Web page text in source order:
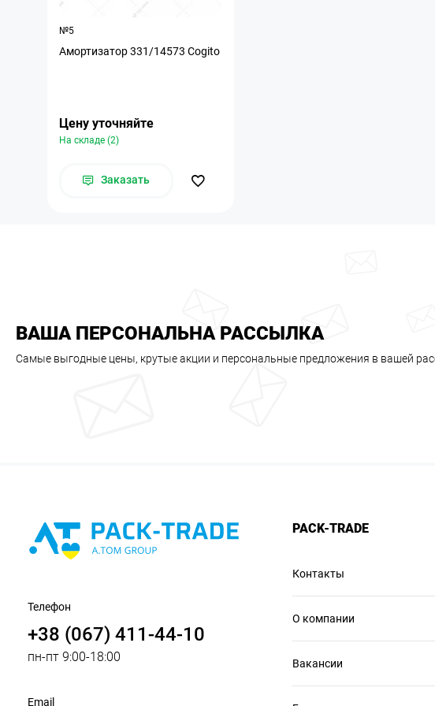
№5
Амортизатор 331/14573 Cogito
Цену уточняйте
На складе (2)
Заказать
ВАША ПЕРСОНАЛЬНА РАССЫЛКА
Самые выгодные цены, крутые акции и персональные предложения в вашей
Телефон
+38 (067) 411-44-10
пн-пт 9:00-18:00
Email
PACK-TRADE
Контакты
О компании
Вакансии